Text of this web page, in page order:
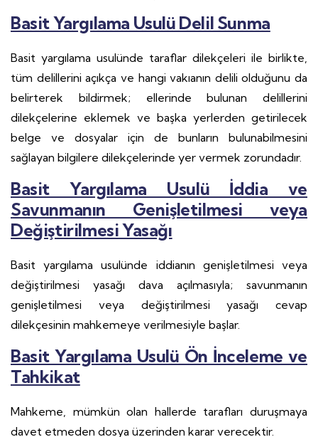
Basit Yargılama Usulü Delil Sunma
Basit yargılama usulünde taraflar dilekçeleri ile birlikte,
tüm delillerini açıkça ve hangi vakıanın delili olduğunu da
belirterek bildirmek; ellerinde bulunan delillerini
dilekçelerine eklemek ve başka yerlerden getirilecek
belge ve dosyalar için de bunların bulunabilmesini
sağlayan bilgilere dilekçelerinde yer vermek zorundadır.
Basit Yargılama Usulü İddia ve
Savunmanın Genişletilmesi veya
Değiştirilmesi Yasağı
Basit yargılama usulünde iddianın genişletilmesi veya
değiştirilmesi yasağı dava açılmasıyla; savunmanın
genişletilmesi veya değiştirilmesi yasağı cevap
dilekçesinin mahkemeye verilmesiyle başlar.
Basit Yargılama Usulü Ön İnceleme ve
Tahkikat
Mahkeme, mümkün olan hallerde tarafları duruşmaya
davet etmeden dosya üzerinden karar verecektir.